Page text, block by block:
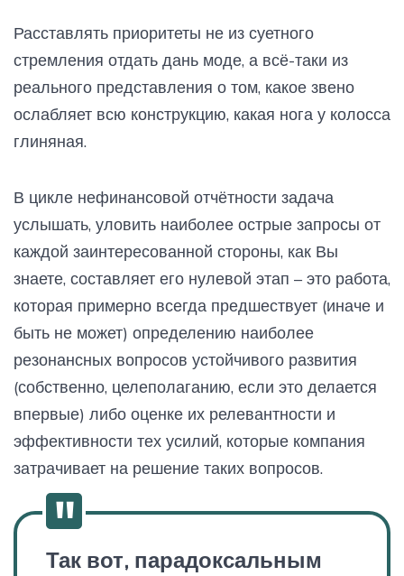
Расставлять приоритеты не из суетного
стремления отдать дань моде, а всё-таки из
реального представления о том, какое звено
ослабляет всю конструкцию, какая нога у колосса
глиняная.
В цикле нефинансовой отчётности задача
услышать, уловить наиболее острые запросы от
каждой заинтересованной стороны, как Вы
знаете, составляет его нулевой этап – это работа,
которая примерно всегда предшествует (иначе и
быть не может) определению наиболее
резонансных вопросов устойчивого развития
(собственно, целеполаганию, если это делается
впервые) либо оценке их релевантности и
эффективности тех усилий, которые компания
затрачивает на решение таких вопросов.
Так вот, парадоксальным